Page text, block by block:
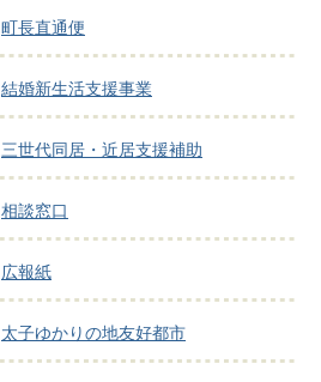
町長直通便
結婚新生活支援事業
三世代同居・近居支援補助
相談窓口
広報紙
太子ゆかりの地友好都市